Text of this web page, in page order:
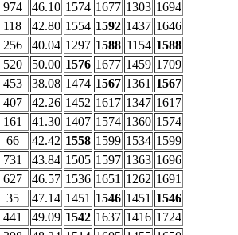
974 46.10 1574 1677 1303 1694
118 42.80 1554 1592 1437 1646
256 40.04 1297 1588 1154 1588
520 50.00 1576 1677 1459 1709
453 38.08 1474 1567 1361 1567
407 42.26 1452 1617 1347 1617
161 41.30 1407 1574 1360 1574
66 42.42 1558 1599 1534 1599
731 43.84 1505 1597 1363 1696
627 46.57 1536 1651 1262 1691
35 47.14 1451 1546 1451 1546
441 49.09 1542 1637 1416 1724